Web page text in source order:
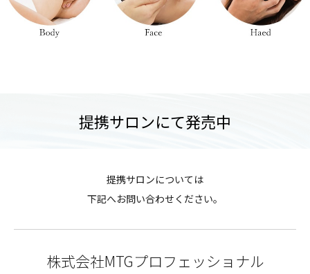
提携サロンにて発売中
提携サロンについては
下記へお問い合わせください。
株式会社MTGプロフェッショナル